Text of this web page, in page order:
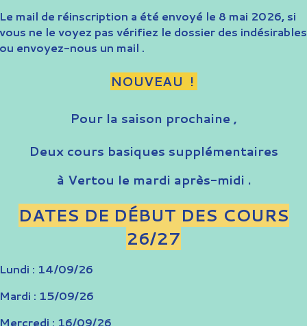
mail de réinscription a été envoyé le 8 mai 2026, si
ne le voyez pas vérifiez le dossier des indésirables
envoyez-nous un mail .
NOUVEAU !
Pour la saison prochaine ,
Deux cours basiques supplémentaires
à Vertou le mardi après-midi .
DATES DE DÉBUT DES COURS
26/27
: 14/09/26
: 15/09/26
: 16/09/26